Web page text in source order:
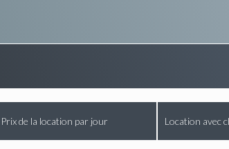
Prix de la location par jour Location avec